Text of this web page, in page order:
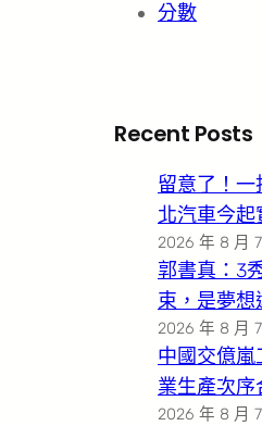
分數
Recent Posts
留意了！一
北汽車今起
2026 年 8 月 7
郭書真：3
束，是夢想
2026 年 8 月 7
中國交億
業生產次序
2026 年 8 月 7